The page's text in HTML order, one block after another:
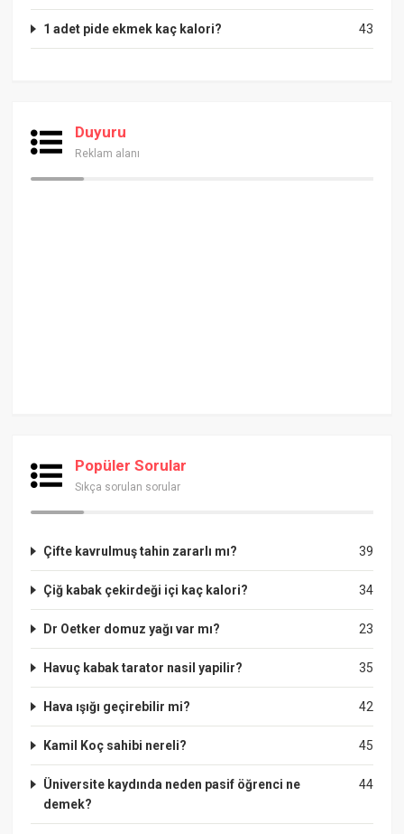
43
1 adet pide ekmek kaç kalori?
Duyuru
Reklam alanı
Popüler Sorular
Sıkça sorulan sorular
39
Çifte kavrulmuş tahin zararlı mı?
34
Çiğ kabak çekirdeği içi kaç kalori?
23
Dr Oetker domuz yağı var mı?
35
Havuç kabak tarator nasil yapilir?
42
Hava ışığı geçirebilir mi?
45
Kamil Koç sahibi nereli?
44
Üniversite kaydında neden pasif öğrenci ne
demek?